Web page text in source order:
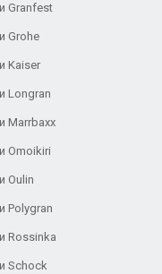
Granfest
Grohe
Kaiser
Longran
Marrbaxx
Omoikiri
Oulin
Polygran
Rossinka
Schock